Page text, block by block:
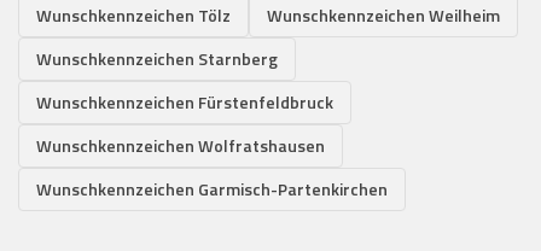
Wunschkennzeichen Tölz
Wunschkennzeichen Weilheim
Wunschkennzeichen Starnberg
Wunschkennzeichen Fürstenfeldbruck
Wunschkennzeichen Wolfratshausen
Wunschkennzeichen Garmisch-Partenkirchen